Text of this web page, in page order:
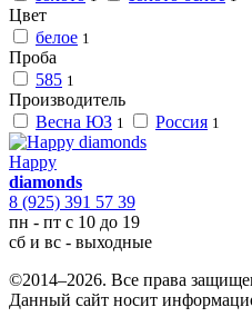
Цвет
белое 1
Проба
585 1
Производитель
Весна ЮЗ 1 Россия 1
Happy
diamonds
8 (925) 391 57 39
пн - пт с 10 до 19
сб и вс - выходные
©2014–2026. Все права
Данный сайт носит